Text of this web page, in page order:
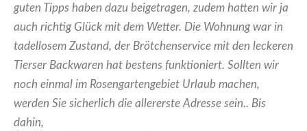
guten Tipps haben dazu beigetragen, zudem hatten wir ja
auch richtig Glück mit dem Wetter. Die Wohnung war in
tadellosem Zustand, der Brötchenservice mit den leckeren
Tierser Backwaren hat bestens funktioniert. Sollten wir
noch einmal im Rosengartengebiet Urlaub machen,
werden Sie sicherlich die allererste Adresse sein.. Bis
dahin,